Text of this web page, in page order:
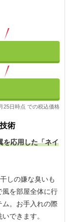
25日時点 での税込価格
術
を応用した「ネイ
しの嫌な臭いも
風を部屋全体に行
。お手入れの際
できます。